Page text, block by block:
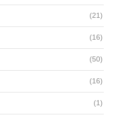
(21)
(16)
(50)
(16)
(1)